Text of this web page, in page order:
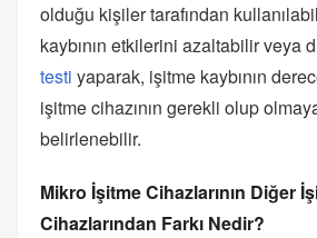
olduğu kişiler tarafından
kaybının etkilerini azaltabilir veya
testi yaparak, işitme kaybının
işitme cihazının gerekli olup
belirlenebilir.
Mikro İşitme Cihazlarının Diğer
Cihazlarından Farkı Nedir?